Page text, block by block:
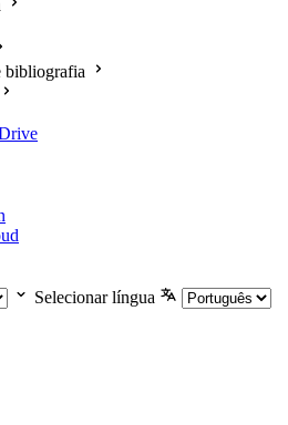
bibliografia
Selecionar língua